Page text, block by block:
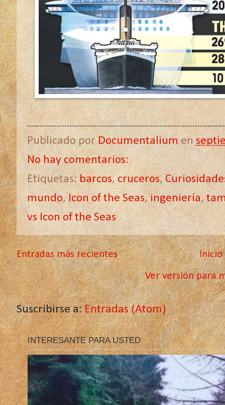
Publicado porDocumentaliumen
No hay comentarios:
Etiquetas:barcos,cruceros,
mundo,Icon of the Seas,ingeniería,
vs Icon of the Seas
Entradas más recientes Inicio
Ver versión para
Suscribirse a:Entradas (Atom)